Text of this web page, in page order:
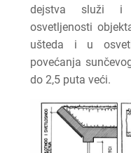
dejstva služi i
osvetljenosti
ušteda i u
povećanja
do 2,5 puta veći.